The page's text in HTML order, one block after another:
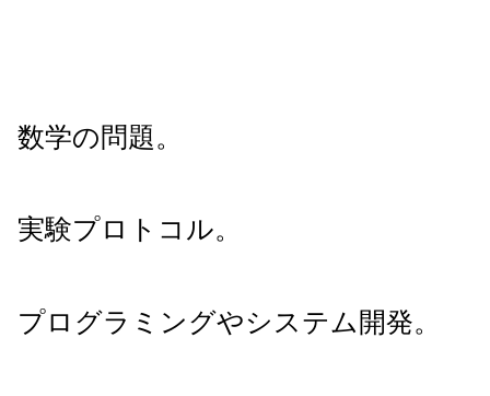
数学の問題。
実験プロトコル。
プログラミングやシステム開発。